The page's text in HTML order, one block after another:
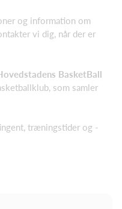
og information om
vi dig, når der er
BasketBall
som samler
træningstider og -